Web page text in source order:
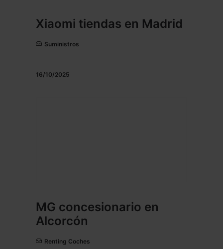
Xiaomi tiendas en Madrid
Suministros
16/10/2025
MG concesionario en
Alcorcón
Renting Coches